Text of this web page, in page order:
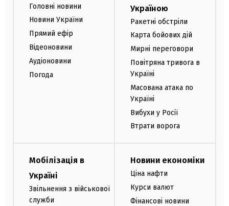
Головні новини
Новини України
Прямий ефір
Відеоновини
Аудіоновини
Погода
Україною
Ракетні обстріли
Карта бойових дій
Мирні переговори
Повітряна тривога в
Україні
Масована атака по
Україні
Вибухи у Росії
Втрати ворога
Мобілізація в
Україні
Звільнення з військової
служби
Новини економіки
Ціна нафти
Курси валют
Фінансові новини